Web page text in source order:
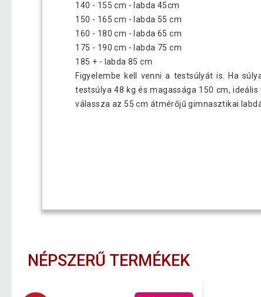
140 - 155 cm - labda 45cm
150 - 165 cm - labda 55 cm
160 - 180 cm - labda 65 cm
175 - 190 cm - labda 75 cm
185 + - labda 85 cm
Figyelembe kell venni a testsúlyát is. Ha
testsúlya 48 kg és magassága 150 cm,
válassza az 55 cm átmérőjű gimnasztikai
NÉPSZERŰ TERMÉKEK